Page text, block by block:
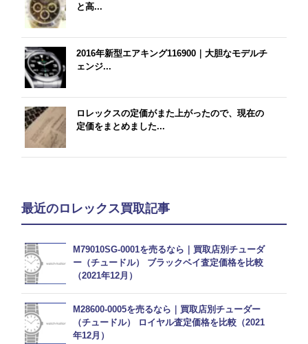
と高...
2016年新型エアキング116900｜大胆なモデルチ
ェンジ...
ロレックスの定価がまた上がったので、現在の
定価をまとめました...
最近のロレックス買取記事
M79010SG-0001を売るなら｜買取店別チューダ
ー（チュードル） ブラックベイ査定価格を比較
（2021年12月）
M28600-0005を売るなら｜買取店別チューダー
（チュードル） ロイヤル査定価格を比較（2021
年12月）